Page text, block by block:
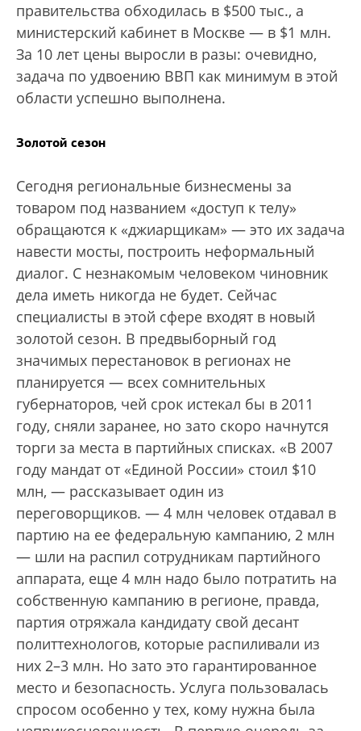
правительства обходилась в $500 тыс., а
министерский кабинет в Москве — в $1 млн.
За 10 лет цены выросли в разы: очевидно,
задача по удвоению ВВП как минимум в этой
области успешно выполнена.
Золотой сезон
Сегодня региональные бизнесмены за
товаром под названием «доступ к телу»
обращаются к «джиарщикам» — это их задача
навести мосты, построить неформальный
диалог. С незнакомым человеком чиновник
дела иметь никогда не будет. Сейчас
специалисты в этой сфере входят в новый
золотой сезон. В предвыборный год
значимых перестановок в регионах не
планируется — всех сомнительных
губернаторов, чей срок истекал бы в 2011
году, сняли заранее, но зато скоро начнутся
торги за места в партийных списках. «В 2007
году мандат от «Единой России» стоил $10
млн, — рассказывает один из
переговорщиков. — 4 млн человек отдавал в
партию на ее федеральную кампанию, 2 млн
— шли на распил сотрудникам партийного
аппарата, еще 4 млн надо было потратить на
собственную кампанию в регионе, правда,
партия отряжала кандидату свой десант
политтехнологов, которые распиливали из
них 2–3 млн. Но зато это гарантированное
место и безопасность. Услуга пользовалась
спросом особенно у тех, кому нужна была